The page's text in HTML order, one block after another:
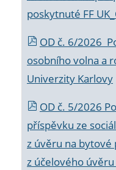
poskytnuté FF
OD č. 6/2026
osobního volna a
Univerzity Karlovy
OD č. 5/2026
příspěvku ze
z úvěru na
z účelového